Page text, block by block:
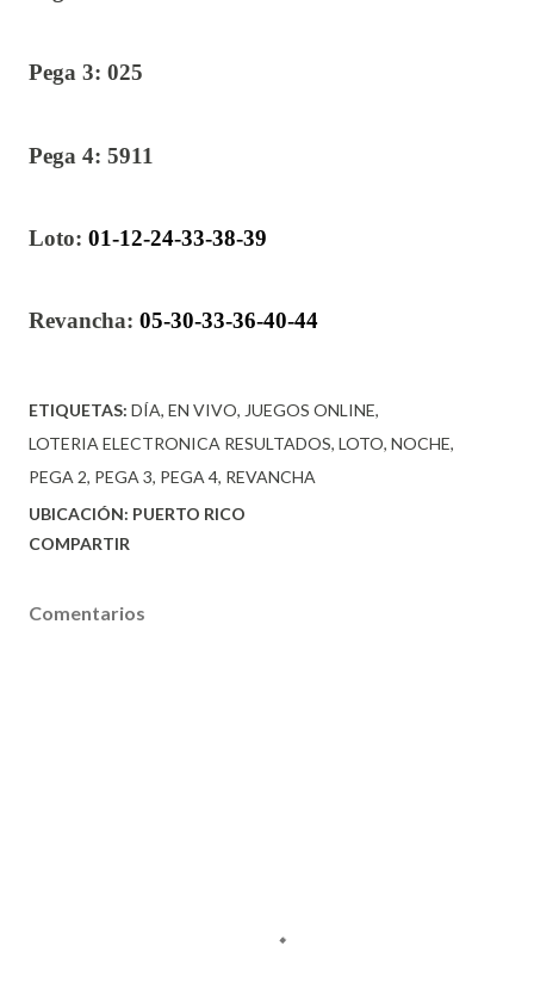
Pega 3: 025
Pega 4: 5911
Loto: 01-12-24-33-38-39
Revancha: 05-30-33-36-40-44
ETIQUETAS: DÍA EN VIVO JUEGOS ONLINE
LOTERIA ELECTRONICA RESULTADOS LOTO NOCHE
PEGA 2 PEGA 3 PEGA 4 REVANCHA
UBICACIÓN: PUERTO RICO
COMPARTIR
Comentarios